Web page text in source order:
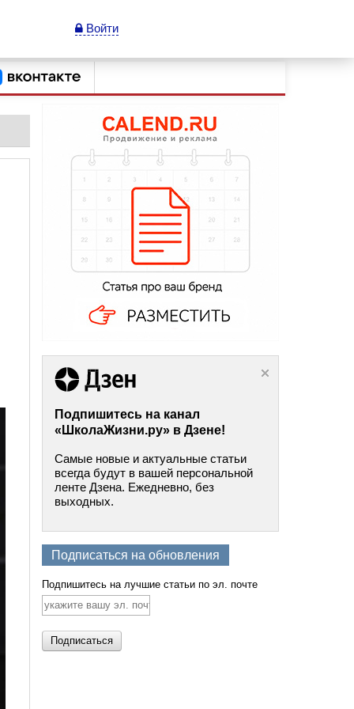
Войти
Подпишитесь на канал
«ШколаЖизни.ру» в Дзене!
Самые новые и актуальные статьи
всегда будут в вашей персональной
ленте Дзена. Ежедневно, без
выходных.
Подписаться на обновления
Подпишитесь на лучшие статьи по эл. почте